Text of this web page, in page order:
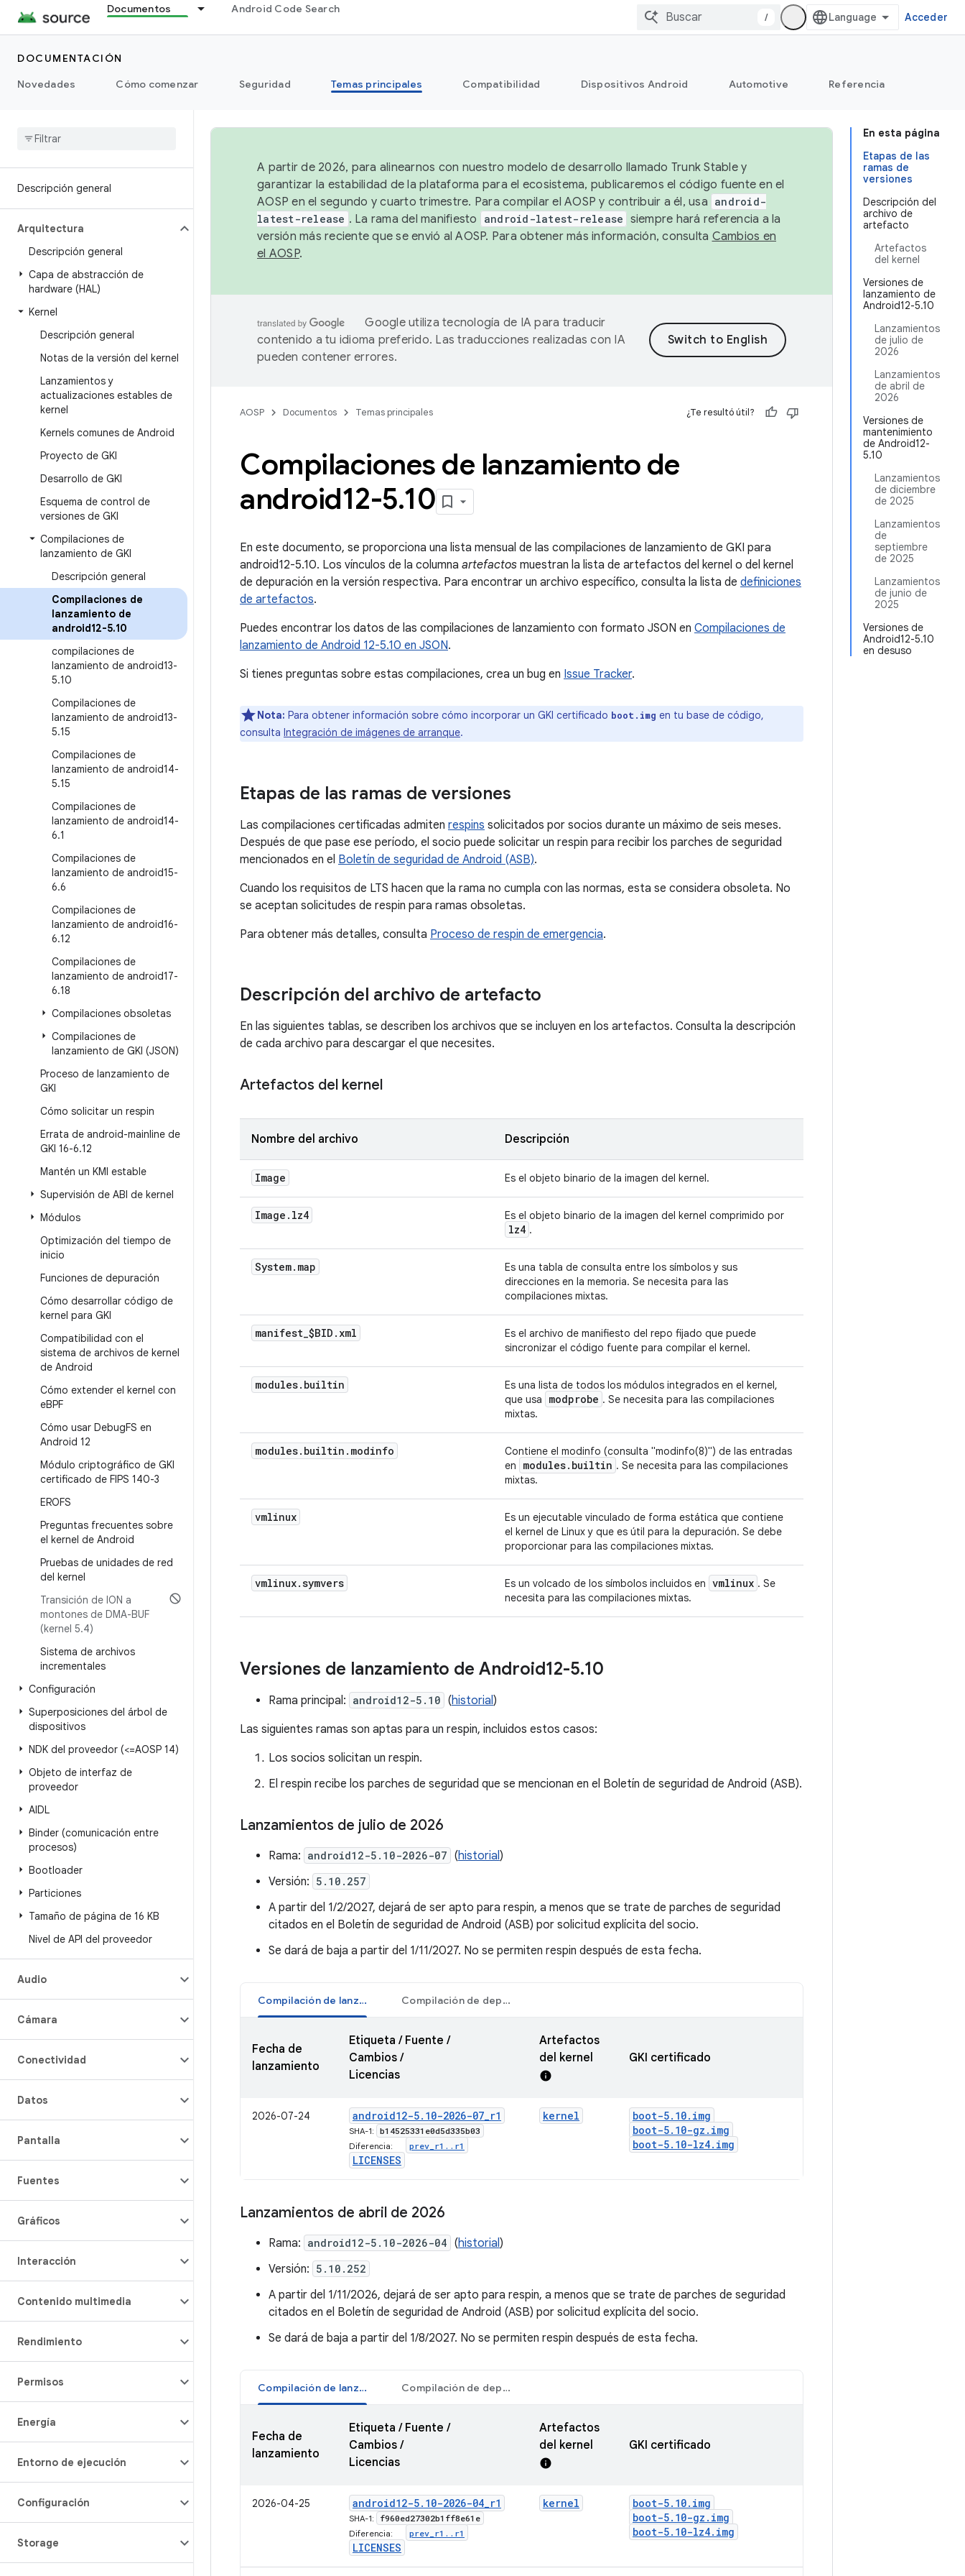
Documentos Android Code Search
/ Acceder
DOCUMENTACIÓN
Novedades
Cómo comenzar Seguridad Temas principales Compatibilidad Dispositivos Android Automotive Referencia
Descripción general
Arquitectura
Descripción general
Capa de abstracción de
hardware (HAL)
Kernel
Descripción general
Notas de la versión del kernel
Lanzamientos y
actualizaciones estables de
kernel
Kernels comunes de Android
Proyecto de GKI
Desarrollo de GKI
Esquema de control de
versiones de GKI
Compilaciones de
lanzamiento de GKI
Descripción general
Compilaciones de
lanzamiento de
android12-5.10
compilaciones de
lanzamiento de android13-
5.10
Compilaciones de
lanzamiento de android13-
5.15
Compilaciones de
lanzamiento de android14-
5.15
Compilaciones de
lanzamiento de android14-
6.1
Compilaciones de
lanzamiento de android15-
6.6
Compilaciones de
lanzamiento de android16-
6.12
Compilaciones de
lanzamiento de android17-
6.18
Compilaciones obsoletas
Compilaciones de
lanzamiento de GKI (JSON)
Proceso de lanzamiento de
GKI
Cómo solicitar un respin
Errata de android-mainline de
GKI 16-6.12
Mantén un KMI estable
Supervisión de ABI de kernel
Módulos
Optimización del tiempo de
inicio
Funciones de depuración
Cómo desarrollar código de
kernel para GKI
Compatibilidad con el
sistema de archivos de kernel
de Android
Cómo extender el kernel con
eBPF
Cómo usar DebugFS en
Android 12
Módulo criptográfico de GKI
certificado de FIPS 140-3
EROFS
Preguntas frecuentes sobre
el kernel de Android
Pruebas de unidades de red
del kernel
Transición de ION a
montones de DMA-BUF
(kernel 5.4)
Sistema de archivos
incrementales
Configuración
Superposiciones del árbol de
dispositivos
NDK del proveedor (<=AOSP 14)
Objeto de interfaz de
proveedor
AIDL
Binder (comunicación entre
procesos)
Bootloader
Particiones
Tamaño de página de 16 KB
Nivel de API del proveedor
Audio
Cámara
Conectividad
Datos
Pantalla
Fuentes
Gráficos
Interacción
Contenido multimedia
Rendimiento
Permisos
Energía
Entorno de ejecución
Configuración
Storage
En esta página
Etapas de las
ramas de
versiones
Descripción del
archivo de
artefacto
Artefactos
del kernel
Versiones de
lanzamiento de
Android12-5.10
Lanzamientos
de julio de
2026
Lanzamientos
de abril de
2026
Versiones de
mantenimiento
de Android12-
5.10
Lanzamientos
de diciembre
de 2025
Lanzamientos
de
septiembre
de 2025
Lanzamientos
de junio de
2025
Versiones de
Android12-5.10
en desuso
A partir de 2026, para alinearnos con nuestro modelo de desarrollo llamado Trunk Stable y
garantizar la estabilidad de la plataforma para el ecosistema, publicaremos el código fuente en el
AOSP en el segundo y cuarto trimestre. Para compilar el AOSP y contribuir a él, usa android-
latest-release . La rama del manifiesto android-latest-release siempre hará referencia a la
versión más reciente que se envió al AOSP. Para obtener más información, consulta Cambios en
el AOSP.
Google utiliza tecnología de IA para traducir
contenido a tu idioma preferido. Las traducciones realizadas con IA
pueden contener errores.
AOSP Documentos Temas principales ¿Te resultó útil?
Compilaciones de lanzamiento de
android12-5.10
En este documento, se proporciona una lista mensual de las compilaciones de lanzamiento de GKI para
android12-5.10. Los vínculos de la columna artefactos muestran la lista de artefactos del kernel o del kernel
de depuración en la versión respectiva. Para encontrar un archivo específico, consulta la lista de definiciones
de artefactos.
Puedes encontrar los datos de las compilaciones de lanzamiento con formato JSON en Compilaciones de
lanzamiento de Android 12-5.10 en JSON.
Si tienes preguntas sobre estas compilaciones, crea un bug en Issue Tracker.
Nota: Para obtener información sobre cómo incorporar un GKI certificado boot.img en tu base de código,
consulta Integración de imágenes de arranque.
Etapas de las ramas de versiones
Las compilaciones certificadas admiten respins solicitados por socios durante un máximo de seis meses.
Después de que pase ese período, el socio puede solicitar un respin para recibir los parches de seguridad
mencionados en el Boletín de seguridad de Android (ASB).
Cuando los requisitos de LTS hacen que la rama no cumpla con las normas, esta se considera obsoleta. No
se aceptan solicitudes de respin para ramas obsoletas.
Para obtener más detalles, consulta Proceso de respin de emergencia.
Descripción del archivo de artefacto
En las siguientes tablas, se describen los archivos que se incluyen en los artefactos. Consulta la descripción
de cada archivo para descargar el que necesites.
Artefactos del kernel
Nombre del archivo Descripción
Image Es el objeto binario de la imagen del kernel.
Image . lz4 Es el objeto binario de la imagen del kernel comprimido por
lz4 .
System. map
Es una tabla de consulta entre los símbolos y sus
direcciones en la memoria. Se necesita para las
compilaciones mixtas.
manifest_$BID . xml
Es el archivo de manifiesto del repo fijado que puede
sincronizar el código fuente para compilar el kernel.
modules. builtin
Es una lista de todos los módulos integrados en el kernel,
que usa
modprobe . Se necesita para las compilaciones
mixtas.
modules. builtin . modinfo
Contiene el modinfo (consulta "modinfo(8)") de las entradas
en
modules. builtin . Se necesita para las compilaciones
mixtas.
vmlinux
Es un ejecutable vinculado de forma estática que contiene
el kernel de Linux y que es útil para la depuración. Se debe
proporcionar para las compilaciones mixtas.
vmlinux.symvers Es un volcado de los símbolos incluidos en vmlinux . Se
necesita para las compilaciones mixtas.
Versiones de lanzamiento de Android12-5.10
Rama principal: android12-5.10 (historial)
Las siguientes ramas son aptas para un respin, incluidos estos casos:
Los socios solicitan un respin.
El respin recibe los parches de seguridad que se mencionan en el Boletín de seguridad de Android (ASB).
Lanzamientos de julio de 2026
Rama: android12-5.10-2026-07 (historial)
Versión: 5.10.257
A partir del 1/2/2027, dejará de ser apto para respin, a menos que se trate de parches de seguridad
citados en el Boletín de seguridad de Android (ASB) por solicitud explícita del socio.
Se dará de baja a partir del 1/11/2027. No se permiten respin después de esta fecha.
Compilación de lanzamiento Compilación de depuración
Fecha de
lanzamiento
Etiqueta / Fuente /
Cambios /
Licencias
Artefactos
del kernel
info
GKI certificado
2026-07-24 android12-5. 10-2026-07_r1
SHA-1: b14525331e0d5d335b03
Diferencia: prev r1 . . r1
LICENSES
kernel boot-5. 10. img
boot-5. 10-gz . img
boot-5. 10-lz4. img
Lanzamientos de abril de 2026
Rama: android12-5.10-2026-04 (historial)
Versión: 5.10.252
A partir del 1/11/2026, dejará de ser apto para respin, a menos que se trate de parches de seguridad
citados en el Boletín de seguridad de Android (ASB) por solicitud explícita del socio.
Se dará de baja a partir del 1/8/2027. No se permiten respin después de esta fecha.
Compilación de lanzamiento Compilación de depuración
Fecha de
lanzamiento
Etiqueta / Fuente /
Cambios /
Licencias
Artefactos
del kernel
info
GKI certificado
2026-04-25 android12-5. 10-2026-04_r1
SHA-1: f960ed27302b1ff8e61e
Diferencia: prev r1 . . r1
LICENSES
kernel boot-5. 10. img
boot-5. 10-gz . img
boot-5. 10-lz4. img